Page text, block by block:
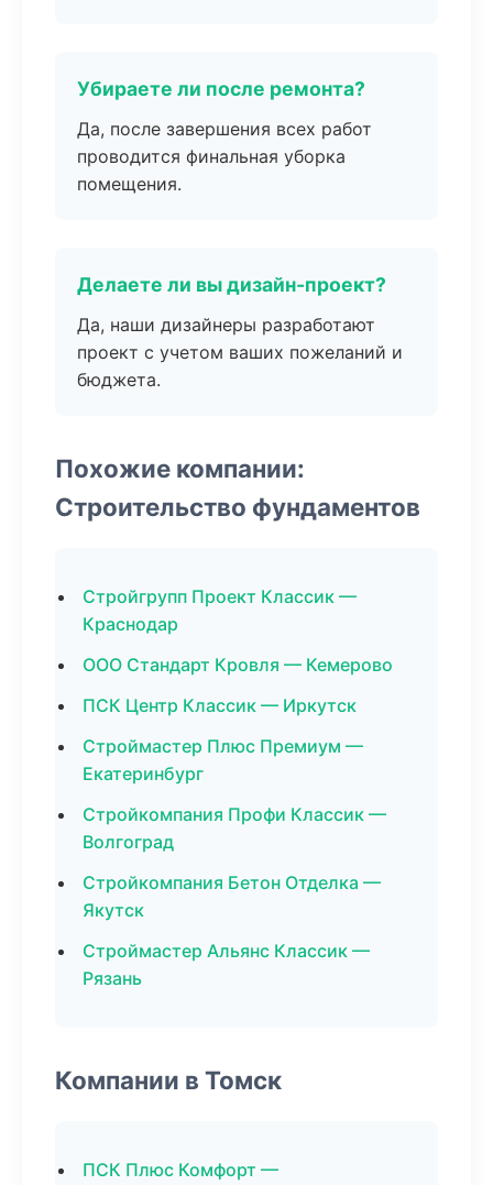
Убираете ли после ремонта?
Да, после завершения всех работ
проводится финальная уборка
помещения.
Делаете ли вы дизайн-проект?
Да, наши дизайнеры разработают
проект с учетом ваших пожеланий и
бюджета.
Похожие компании:
Строительство фундаментов
Стройгрупп Проект Классик —
Краснодар
ООО Стандарт Кровля — Кемерово
ПСК Центр Классик — Иркутск
Строймастер Плюс Премиум —
Екатеринбург
Стройкомпания Профи Классик —
Волгоград
Стройкомпания Бетон Отделка —
Якутск
Строймастер Альянс Классик —
Рязань
Компании в Томск
ПСК Плюс Комфорт —